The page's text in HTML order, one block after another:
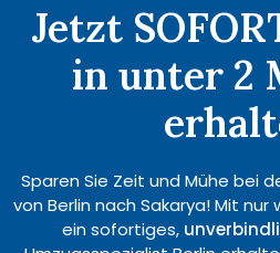
Jetzt
in unter 2
Sparen Sie Zeit und Mühe bei
von Berlin nach Sakarya! Mit nur
ein sofortiges,